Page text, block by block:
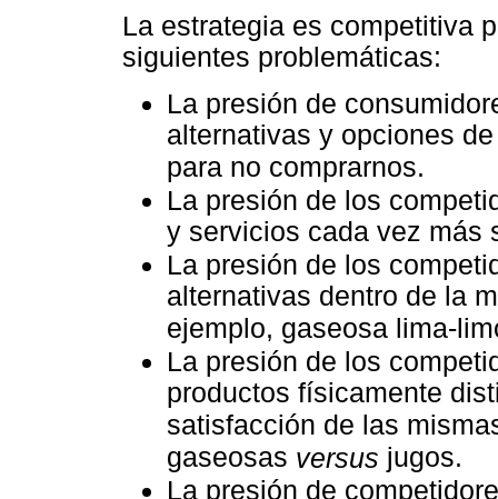
La estrategia es competitiva
siguientes problemáticas:
La presión de
alternativas y opciones
para no comprarnos.
La presión de los
y servicios cada vez más
La presión de los
alternativas dentro de la
ejemplo, gaseosa lima-
La presión de los
productos físicamente
satisfacción de las
gaseosas versus jugos.
La presión de